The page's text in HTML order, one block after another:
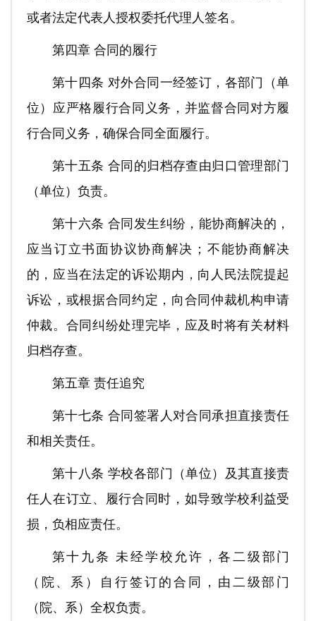
或者法定代表人授权委托代理人签名。
第四章 合同的履行
第十四条 对外合同一经签订，各部门（单
位）应严格履行合同义务，并监督合同对方履
行合同义务，确保合同全面履行。
第十五条 合同的归档存查由归口管理部门
（单位）负责。
第十六条 合同发生纠纷，能协商解决的，
应当订立书面协议协商解决；不能协商解决
的，应当在法定的诉讼期内，向人民法院提起
诉讼，或根据合同约定，向合同仲裁机构申请
仲裁。合同纠纷处理完毕，应及时将有关材料
归档存查。
第五章 责任追究
第十七条 合同签署人对合同承担直接责任
和相关责任。
第十八条 学校各部门（单位）及其直接责
任人在订立、履行合同时，如导致学校利益受
损，负相应责任。
第十九条 未经学校允许，各二级部门
（院、系）自行签订的合同，由二级部门
（院、系）全权负责。